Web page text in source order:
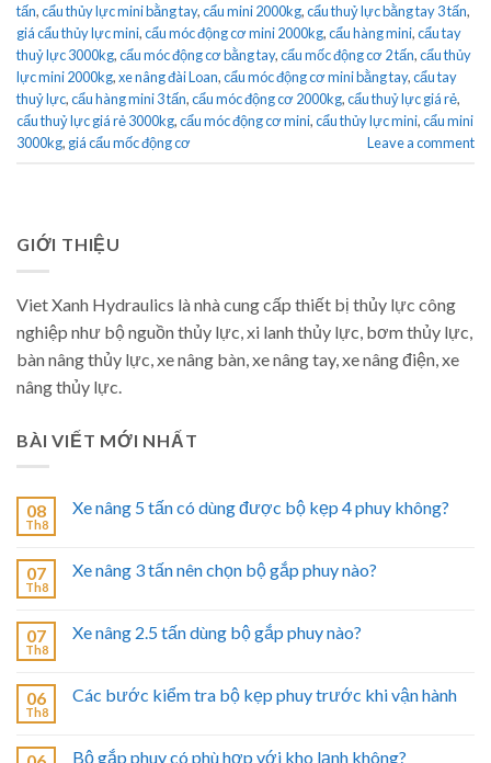
tấn,cẩu thủy lực mini bằng tay,cẩu mini 2000kg,cẩu thuỷ lực bằng tay 3 tấn,
giá cẩu thủy lực mini,cẩu móc động cơ mini 2000kg,cẩu hàng mini,cẩu tay
thuỷ lực 3000kg,cẩu móc động cơ bằng tay,cẩu mốc động cơ 2 tấn,cẩu thủy
lực mini 2000kg,xe nâng đài Loan,cẩu móc động cơ mini bằng tay,cẩu tay
thuỷ lực,cẩu hàng mini 3 tấn,cẩu móc động cơ 2000kg,cẩu thuỷ lực giá rẻ,
cẩu thuỷ lực giá rẻ 3000kg,cẩu móc động cơ mini,cẩu thủy lực mini,cẩu mini
3000kg, giá cẩu mốc động cơ Leave a comment
GIỚI THIỆU
Viet Xanh Hydraulics là nhà cung cấp thiết bị thủy lực công
nghiệp như bộ nguồn thủy lực, xi lanh thủy lực, bơm thủy lực,
bàn nâng thủy lực, xe nâng bàn, xe nâng tay, xe nâng điện, xe
nâng thủy lực.
BÀI VIẾT MỚI NHẤT
08
Th8
Xe nâng 5 tấn có dùng được bộ kẹp 4 phuy không?
07
Th8
Xe nâng 3 tấn nên chọn bộ gắp phuy nào?
07
Th8
Xe nâng 2.5 tấn dùng bộ gắp phuy nào?
06
Th8
Các bước kiểm tra bộ kẹp phuy trước khi vận hành
Bộ gắp phuy có phù hợp với kho lạnh không?